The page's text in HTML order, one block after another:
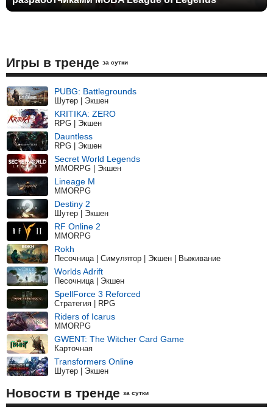
Игры в тренде за сутки
PUBG: Battlegrounds
Шутер | Экшен
KRITIKA: ZERO
RPG | Экшен
Dauntless
RPG | Экшен
Secret World Legends
MMORPG | Экшен
Lineage M
MMORPG
Destiny 2
Шутер | Экшен
RF Online 2
MMORPG
Rokh
Песочница | Симулятор | Экшен | Выживание
Worlds Adrift
Песочница | Экшен
SpellForce 3 Reforced
Стратегия | RPG
Riders of Icarus
MMORPG
GWENT: The Witcher Card Game
Карточная
Transformers Online
Шутер | Экшен
Новости в тренде за сутки